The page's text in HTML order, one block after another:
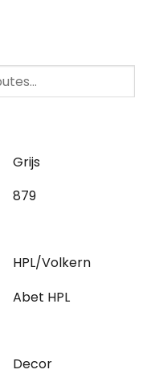
Grijs
879
HPL/Volkern
Abet HPL
Decor